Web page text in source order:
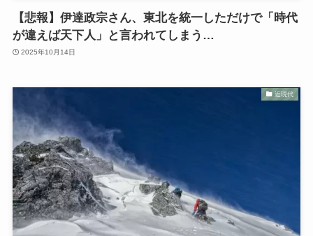
【悲報】伊達政宗さん、東北を統一しただけで「時代
が違えば天下人」と言われてしまう…
2025年10月14日
近現代